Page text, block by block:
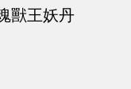
獸王妖丹